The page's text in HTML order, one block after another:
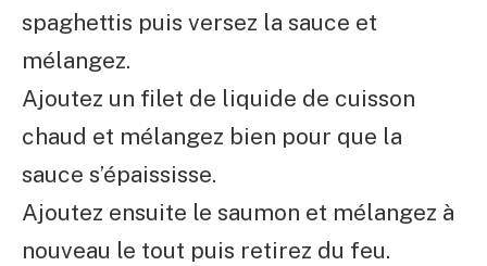
spaghettis puis versez la sauce et
mélangez.
Ajoutez un filet de liquide de cuisson
chaud et mélangez bien pour que la
sauce s’épaississe.
Ajoutez ensuite le saumon et mélangez à
nouveau le tout puis retirez du feu.